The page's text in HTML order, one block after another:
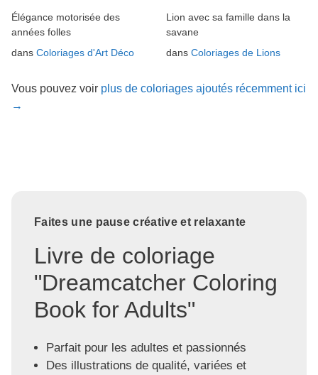
Élégance motorisée des
années folles
dans Coloriages d'Art Déco
Lion avec sa famille dans la
savane
dans Coloriages de Lions
Vous pouvez voir plus de coloriages ajoutés récemment ici
→
Faites une pause créative et relaxante
Livre de coloriage
"Dreamcatcher Coloring
Book for Adults"
Parfait pour les adultes et passionnés
Des illustrations de qualité, variées et